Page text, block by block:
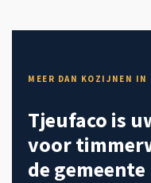
MEER DAN KOZIJNEN IN
Tjeufaco is
voor
de